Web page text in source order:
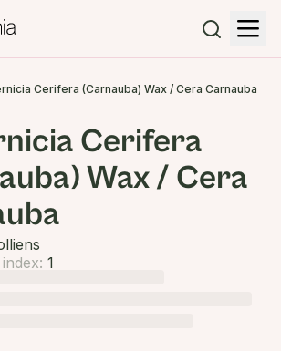
Cerifera (Carnauba) Wax / Cera Carnauba
Cerifera
Wax / Cera
1